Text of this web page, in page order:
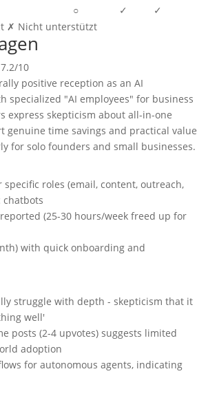
○ ✓
✓
✗ Nicht unterstützt
10
positive reception as an AI
specialized "AI employees" for business
express skepticism about all-in-one
genuine time savings and practical value
for solo founders and small businesses.
specific roles (email, content, outreach,
chatbots
(25-30 hours/week freed up for
with quick onboarding and
struggle with depth - skepticism that it
well'
posts (2-4 upvotes) suggests limited
adoption
for autonomous agents, indicating